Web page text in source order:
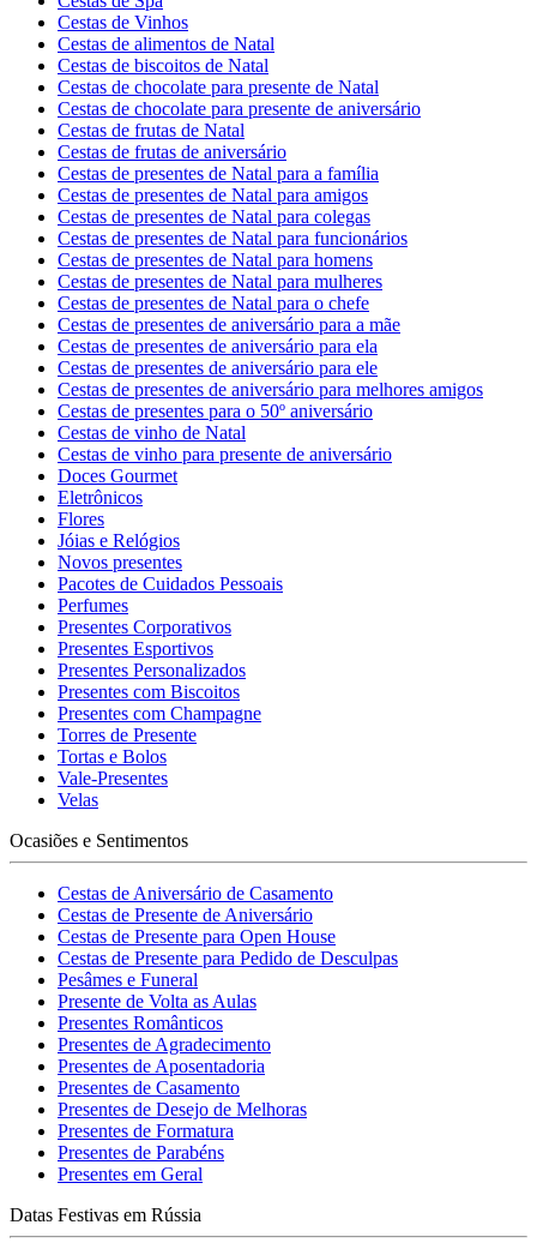
Cestas de Vinhos
Cestas de alimentos de Natal
Cestas de biscoitos de Natal
Cestas de chocolate para presente de Natal
Cestas de chocolate para presente de aniversário
Cestas de frutas de Natal
Cestas de frutas de aniversário
Cestas de presentes de Natal para a família
Cestas de presentes de Natal para amigos
Cestas de presentes de Natal para colegas
Cestas de presentes de Natal para funcionários
Cestas de presentes de Natal para homens
Cestas de presentes de Natal para mulheres
Cestas de presentes de Natal para o chefe
Cestas de presentes de aniversário para a mãe
Cestas de presentes de aniversário para ela
Cestas de presentes de aniversário para ele
Cestas de presentes de aniversário para melhores amigos
Cestas de presentes para o 50º aniversário
Cestas de vinho de Natal
Cestas de vinho para presente de aniversário
Doces Gourmet
Eletrônicos
Flores
Jóias e Relógios
Novos presentes
Pacotes de Cuidados Pessoais
Perfumes
Presentes Corporativos
Presentes Esportivos
Presentes Personalizados
Presentes com Biscoitos
Presentes com Champagne
Torres de Presente
Tortas e Bolos
Vale-Presentes
Velas
Ocasiões e Sentimentos
Cestas de Aniversário de Casamento
Cestas de Presente de Aniversário
Cestas de Presente para Open House
Cestas de Presente para Pedido de Desculpas
Pesâmes e Funeral
Presente de Volta as Aulas
Presentes Românticos
Presentes de Agradecimento
Presentes de Aposentadoria
Presentes de Casamento
Presentes de Desejo de Melhoras
Presentes de Formatura
Presentes de Parabéns
Presentes em Geral
Datas Festivas em Rússia